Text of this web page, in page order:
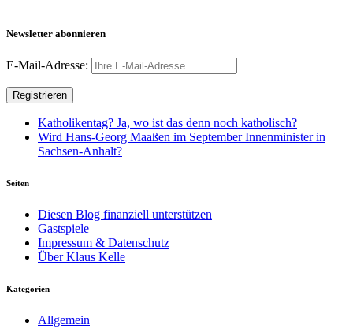
Newsletter abonnieren
E-Mail-Adresse:
Katholikentag? Ja, wo ist das denn noch katholisch?
Wird Hans-Georg Maaßen im September Innenminister in
Sachsen-Anhalt?
Seiten
Diesen Blog finanziell unterstützen
Gastspiele
Impressum & Datenschutz
Über Klaus Kelle
Kategorien
Allgemein